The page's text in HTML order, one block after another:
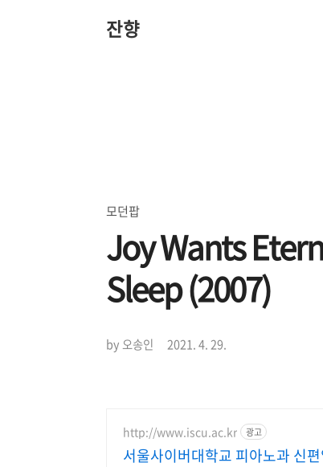
잔향
모던팝
Joy Wants
Sleep (2007)
by 오송인 2021. 4. 29.
http://www.iscu.ac.kr 광고
서울사이버대학교 피아노과 신